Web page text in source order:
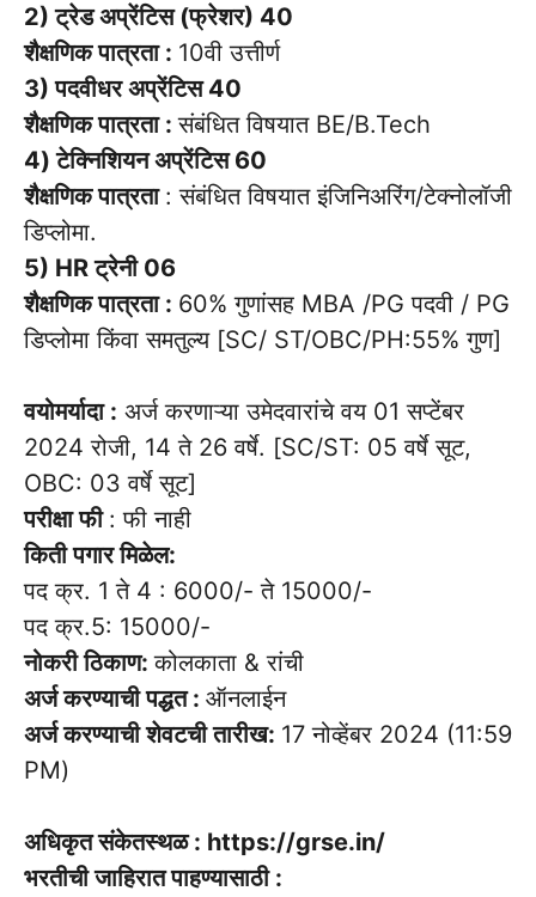
2) ट्रेड अप्रेंटिस (फ्रेशर) 40
शैक्षणिक पात्रता : 10वी उत्तीर्ण
3) पदवीधर अप्रेंटिस 40
शैक्षणिक पात्रता :संबंधित विषयात BE/B.Tech
4) टेक्निशियन अप्रेंटिस 60
शैक्षणिक पात्रता : संबंधित विषयात इंजिनिअरिंग/टेक्नोलॉजी
डिप्लोमा.
5) HR ट्रेनी 06
शैक्षणिक पात्रता : 60% गुणांसह MBA /PG पदवी / PG
डिप्लोमा किंवा समतुल्य [SC/ ST/OBC/PH:55% गुण]
वयोमर्यादा : अर्ज करणाऱ्या उमेदवारांचे वय 01 सप्टेंबर
2024 रोजी, 14 ते 26 वर्षे. [SC/ST: 05 वर्षे सूट,
OBC: 03 वर्षे सूट]
परीक्षा फी : फी नाही
किती पगार मिळेल:
पद क्र. 1 ते 4 : 6000/- ते 15000/-
पद क्र.5: 15000/-
नोकरी ठिकाण:कोलकाता & रांची
अर्ज करण्याची पद्धत : ऑनलाईन
अर्ज करण्याची शेवटची तारीख: 17 नोव्हेंबर 2024 (11:59
PM)
अधिकृत संकेतस्थळ : https://grse.in/
भरतीची जाहिरात पाहण्यासाठी :